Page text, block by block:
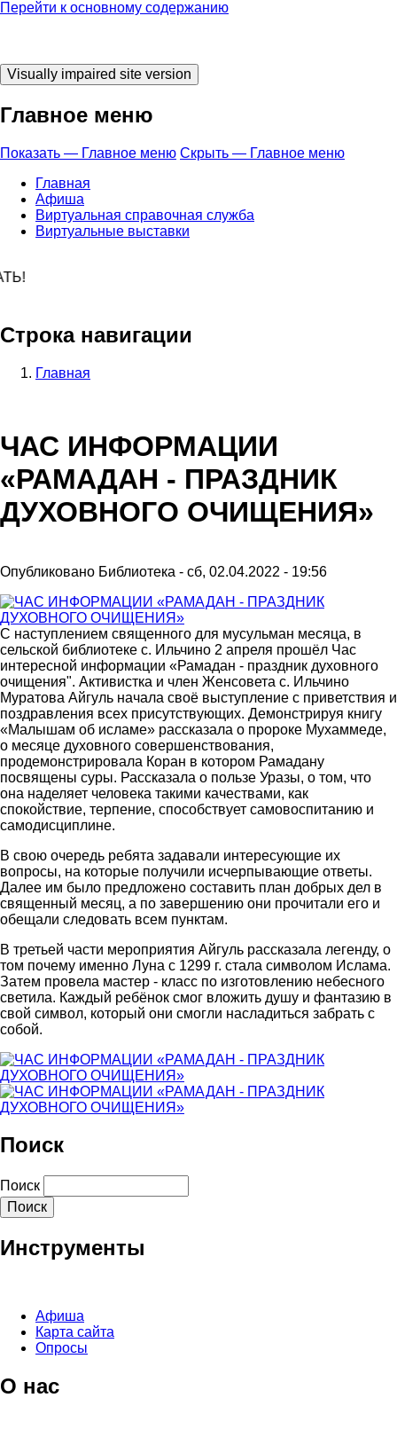
Перейти к основному содержанию
Главное меню
Показать — Главное меню Скрыть — Главное меню
Главная
Афиша
Виртуальная справочная служба
Виртуальные выставки
время
Строка навигации
Главная
ЧАС ИНФОРМАЦИИ
«РАМАДАН - ПРАЗДНИК
ДУХОВНОГО ОЧИЩЕНИЯ»
Опубликовано Библиотека - сб, 02.04.2022 - 19:56
С наступлением священного для мусульман месяца, в
сельской библиотеке с. Ильчино 2 апреля прошёл Час
интересной информации «Рамадан - праздник духовного
очищения". Активистка и член Женсовета с. Ильчино
Муратова Айгуль начала своё выступление с приветствия и
поздравления всех присутствующих. Демонстрируя книгу
«Малышам об исламе» рассказала о пророке Мухаммеде,
о месяце духовного совершенствования,
продемонстрировала Коран в котором Рамадану
посвящены суры. Рассказала о пользе Уразы, о том, что
она наделяет человека такими качествами, как
спокойствие, терпение, способствует самовоспитанию и
самодисциплине.
В свою очередь ребята задавали интересующие их
вопросы, на которые получили исчерпывающие ответы.
Далее им было предложено составить план добрых дел в
священный месяц, а по завершению они прочитали его и
обещали следовать всем пунктам.
В третьей части мероприятия Айгуль рассказала легенду, о
том почему именно Луна с 1299 г. стала символом Ислама.
Затем провела мастер - класс по изготовлению небесного
светила. Каждый ребёнок смог вложить душу и фантазию в
свой символ, который они смогли насладиться забрать с
собой.
Поиск
Поиск
Инструменты
Афиша
Карта сайта
Опросы
О нас